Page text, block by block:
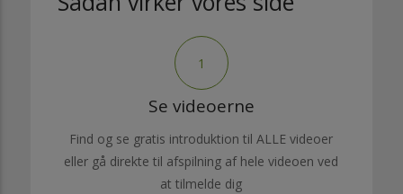
1
Se videoerne
Find og se gratis introduktion til ALLE videoer
eller gå direkte til afspilning af hele videoen ved
at tilmelde dig